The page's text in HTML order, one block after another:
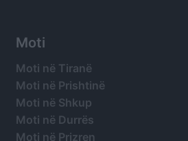
Moti
Moti në Tiranë
Moti në Prishtinë
Moti në Shkup
Moti në Durrës
Moti në Prizren